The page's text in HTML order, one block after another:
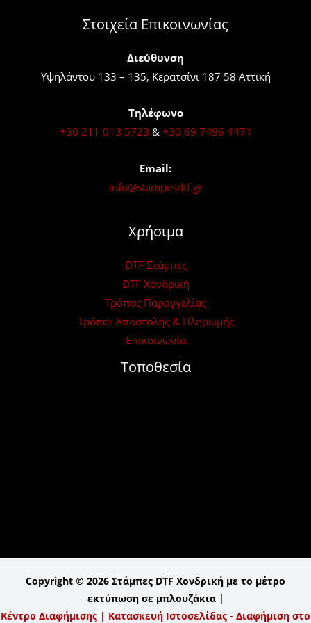
Στοιχεία Επικοινωνίας
Διεύθυνση
Υψηλάντου 133 – 135, Κερατσίνι 187 58 Αττική
Τηλέφωνο
+30 211 013 5723 & +30 69 7496 4471
Email:
info@stampesdtf.gr
Χρήσιμα
DTF Στάμπες
DTF Χονδρική
Τρόπος Παραγγελίας
Τρόποι Αποστολής & Πληρωμής
Επικοινωνία
Τοποθεσία
Copyright © 2026 Στάμπες DTF Χονδρική με το μέτρο
εκτύπωση σε μπλουζάκια |
Κέντρο Διαφήμισης | Κατασκευή Ιστοσελίδας - Διαφήμιση στο